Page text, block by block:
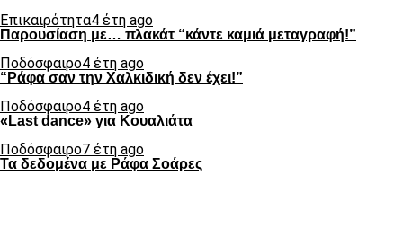
Επικαιρότητα4 έτη ago
Παρουσίαση με… πλακάτ “κάντε καμιά μεταγραφή!”
Ποδόσφαιρο4 έτη ago
“Ράφα σαν την Χαλκιδική δεν έχει!”
Ποδόσφαιρο4 έτη ago
«Last dance» για Κουαλιάτα
Ποδόσφαιρο7 έτη ago
Τα δεδομένα με Ράφα Σοάρες